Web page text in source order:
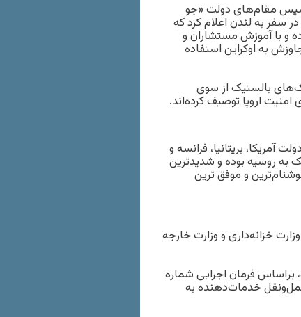
سپس مقام‌های دولت «جو
سفر به لندن اعلام کرد که
و با آموزش مستشاران و
به اوکراین استفاده
بالستیک از سوی
امنیت اروپا توصیف کرده‌اند.
آمریکا، بریتانیا، فرانسه و
به روسیه بوده و شدیدترین
و موفق ترین
خزانه‌داری و وزارت خارجه
متحده، بر‌اساس فرمان اجرایی شماره
حمل‌و‌نقل خدمات‌دهنده به